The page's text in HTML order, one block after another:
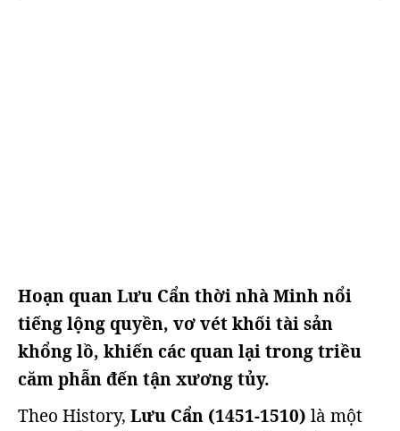
Hoạn quan Lưu Cẩn thời nhà Minh nổi
tiếng lộng quyền, vơ vét khối tài sản
khổng lồ, khiến các quan lại trong triều
căm phẫn đến tận xương tủy.
Theo History, Lưu Cẩn (1451-1510) là một